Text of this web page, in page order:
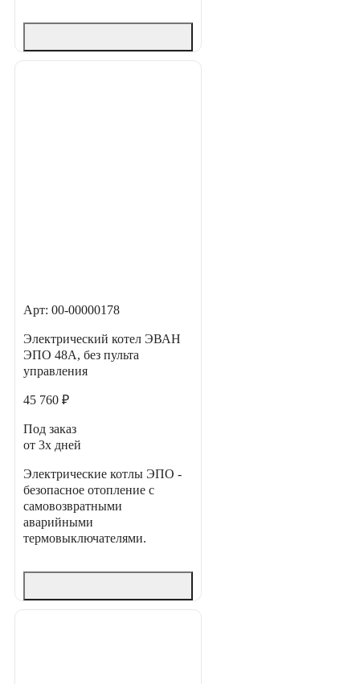
Арт: 00-00000178
Электрический котел ЭВАН
ЭПО 48А, без пульта
управления
45 760 ₽
Под заказ
от 3х дней
Электрические котлы ЭПО -
безопасное отопление с
самовозвратными
аварийными
термовыключателями.